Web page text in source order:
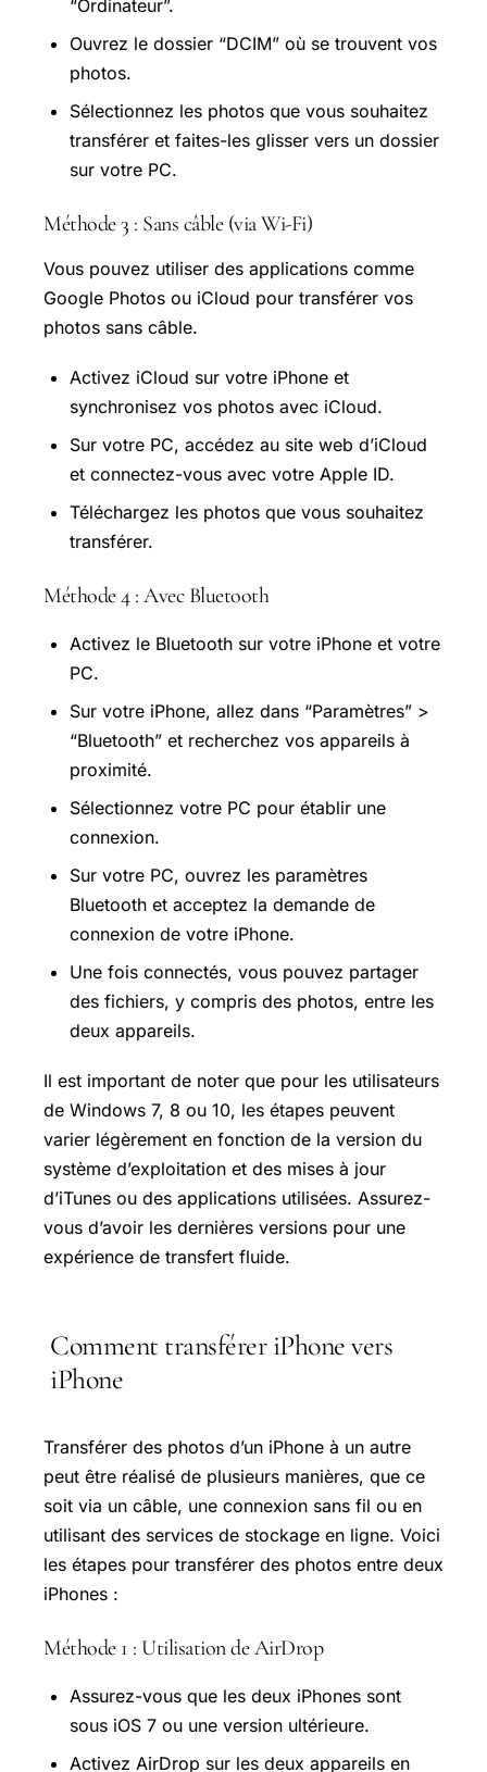
“Ordinateur”.
Ouvrez le dossier “DCIM” où se trouvent vos
photos.
Sélectionnez les photos que vous souhaitez
transférer et faites-les glisser vers un dossier
sur votre PC.
Méthode 3 : Sans câble (via Wi-Fi)
Vous pouvez utiliser des applications comme
Google Photos ou iCloud pour transférer vos
photos sans câble.
Activez iCloud sur votre iPhone et
synchronisez vos photos avec iCloud.
Sur votre PC, accédez au site web d’iCloud
et connectez-vous avec votre Apple ID.
Téléchargez les photos que vous souhaitez
transférer.
Méthode 4 : Avec Bluetooth
Activez le Bluetooth sur votre iPhone et votre
PC.
Sur votre iPhone, allez dans “Paramètres” >
“Bluetooth” et recherchez vos appareils à
proximité.
Sélectionnez votre PC pour établir une
connexion.
Sur votre PC, ouvrez les paramètres
Bluetooth et acceptez la demande de
connexion de votre iPhone.
Une fois connectés, vous pouvez partager
des fichiers, y compris des photos, entre les
deux appareils.
Il est important de noter que pour les utilisateurs
de Windows 7, 8 ou 10, les étapes peuvent
varier légèrement en fonction de la version du
système d’exploitation et des mises à jour
d’iTunes ou des applications utilisées. Assurez-
vous d’avoir les dernières versions pour une
expérience de transfert fluide.
Comment transférer iPhone vers
iPhone
Transférer des photos d’un iPhone à un autre
peut être réalisé de plusieurs manières, que ce
soit via un câble, une connexion sans fil ou en
utilisant des services de stockage en ligne. Voici
les étapes pour transférer des photos entre deux
iPhones :
Méthode 1 : Utilisation de AirDrop
Assurez-vous que les deux iPhones sont
sous iOS 7 ou une version ultérieure.
Activez AirDrop sur les deux appareils en